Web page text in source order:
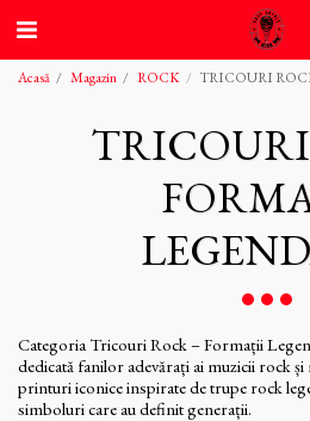
Acasă Magazin ROCK TRICOURI
Categoria Tricouri Rock – Formații
dedicată fanilor adevărați ai muzicii rock
printuri iconice inspirate de trupe rock
simboluri care au definit generații.